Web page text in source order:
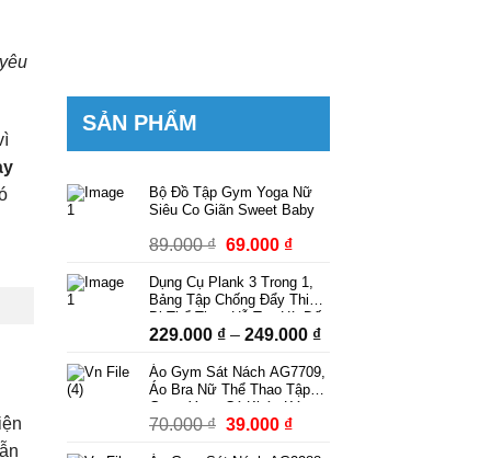
SẢN PHẨM
Bộ Đồ Tập Gym Yoga Nữ
Siêu Co Giãn Sweet Baby
89.000₫ Giá
là:
89.000 ₫.
69.000 ₫Giá
tại
là:
69.000 ₫.
Dụng Cụ Plank 3 Trong 1,
Bảng Tập Chống Đẩy Thiết
Bị Thể Thao Hỗ Trợ Hít Đất
Squat Tập Bụng Có Dây
229.000 ₫ – 249.000 ₫Khoảng
từ
Áo Gym Sát Nách AG7709,
Áo Bra Nữ Thể Thao Tập
Gym, Yoga Có Khóa Kéo
Kèm Mút Ngực Thời Trang
70.000₫ Giá
39.000 ₫Giá